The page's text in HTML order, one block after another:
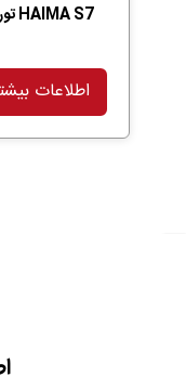
HAIMA S7 توربو
اطلاعات